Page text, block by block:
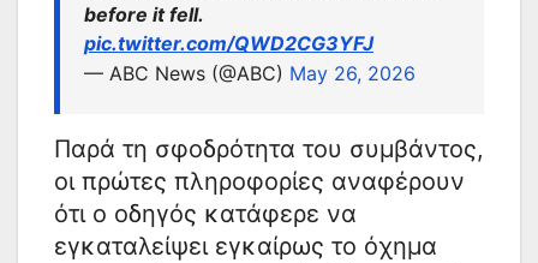
before it fell.
pic.twitter.com/QWD2CG3YFJ
— ABC News (@ABC) May 26, 2026
Παρά τη σφοδρότητα του συμβάντος,
οι πρώτες πληροφορίες αναφέρουν
ότι ο οδηγός κατάφερε να
εγκαταλείψει εγκαίρως το όχημα